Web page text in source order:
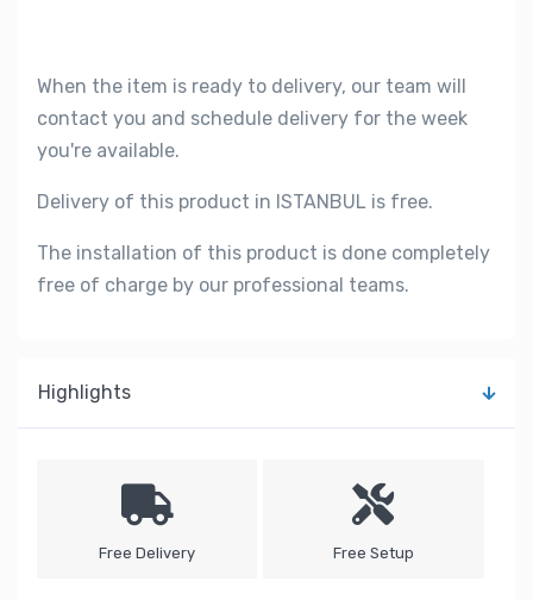
When the item is ready to delivery, our team will
contact you and schedule delivery for the week
you're available.
Delivery of this product in ISTANBUL is free.
The installation of this product is done completely
free of charge by our professional teams.
Highlights
Free Delivery Free Setup